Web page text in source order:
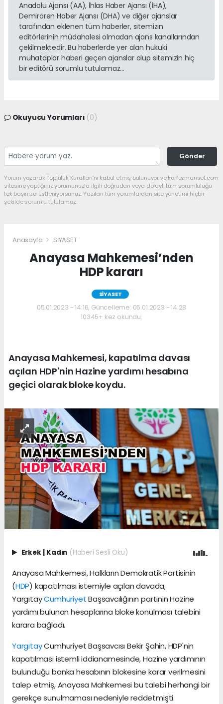
Anadolu Ajansı (AA), İhlas Haber Ajansı (İHA),
Demirören Haber Ajansı (DHA) ve diğer ajanslar
tarafından eklenen tüm haberler, sitemizin
editörlerinin müdahalesi olmadan ajans kanallarından
çekilmektedir. Bu haberlerde yer alan hukuki
muhataplar haberi geçen ajanslar olup sitemizin hiç
bir editörü sorumlu tutulamaz...
Okuyucu Yorumları (0)
Gönder
Yorum yazarak Topluluk Kuralları’nı kabul etmiş bulunuyor ve korfezmanset.com
sitesine yaptığınız yorumunuzla ilgili doğrudan veya dolaylı tüm sorumluluğu
tek başınıza üstleniyorsunuz. Yazılan tüm yorumlardan site yönetimi hiçbir
şekilde sorumlu tutulamaz.
Anasayfa SİYASET
Anayasa Mahkemesi’nden
HDP kararı
SİYASET
05.01.2023 - 14:16, Güncelleme: 05.01.2023 - 14:28
10345+ kez okundu.
Anayasa Mahkemesi, kapatılma davası
açılan HDP'nin Hazine yardımı hesabına
geçici olarak bloke koydu.
Erkek | Kadın (Haberi Sesli Oku)
Anayasa Mahkemesi, Halkların Demokratik Partisinin
(HDP) kapatılması istemiyle açılan davada,
YargıtayCumhuriyetBaşsavcılığının partinin Hazine
yardımı bulunan hesaplarına bloke konulması talebini
karara bağladı.
YargıtayCumhuriyet Başsavcısı Bekir Şahin, HDP'nin
kapatılması istemli iddianamesinde, Hazine yardımının
bulunduğu banka hesabının blokesine karar verilmesini
talep etmiş, Anayasa Mahkemesi bu talebi herhangi bir
gerekçe sunulmaması nedeniyle reddetmişti.